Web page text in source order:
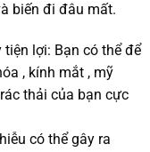
biến đi đâu mất.
lợi: Bạn có thể để
, kính mắt , mỹ
thải của bạn cực
có thể gây ra